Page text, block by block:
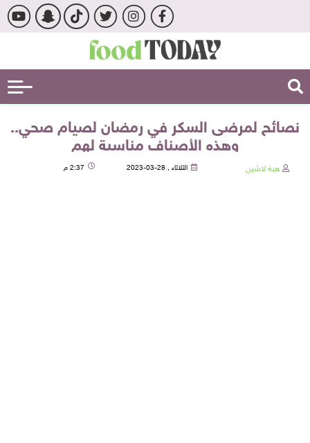
نصائح لمرضى السكر في رمضان لصيام صحي..
وهذه الأصناف مناسبة لهم
هبة لاشين الثلاثاء , 28-03-2023 2:37 م